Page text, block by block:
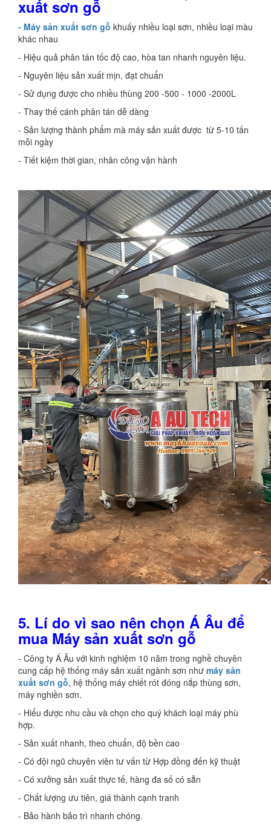
xuất sơn gỗ
- Máy sản xuất sơn gỗ khuấy nhiều loại sơn, nhiều loại màu
khác nhau
- Hiệu quả phân tán tốc độ cao, hòa tan nhanh nguyên liệu.
- Nguyên liệu sản xuất mịn, đạt chuẩn
- Sử dụng được cho nhiều thùng 200 -500 - 1000 -2000L
- Thay thế cánh phân tán dễ dàng
- Sản lượng thành phẩm mà máy sản xuất được từ 5-10 tấn
mỗi ngày
- Tiết kiệm thời gian, nhân công vận hành
5. Lí do vì sao nên chọn Á Âu để
mua Máy sản xuất sơn gỗ
- Công ty Á Âu với kinh nghiệm 10 năm trong nghề chuyên
cung cấp hệ thống máy sản xuất ngành sơn như máy sản
xuất sơn gỗ, hệ thống máy chiết rót đóng nắp thùng sơn,
máy nghiền sơn.
- Hiểu được nhu cầu và chọn cho quý khách loại máy phù
hợp.
- Sản xuất nhanh, theo chuẩn, độ bền cao
- Có đội ngũ chuyên viên tư vấn từ Hợp đồng đến kỹ thuật
- Có xưởng sản xuất thực tế, hàng đa số có sẵn
- Chất lượng ưu tiên, giá thành cạnh tranh
- Bảo hành bảo trì nhanh chóng.